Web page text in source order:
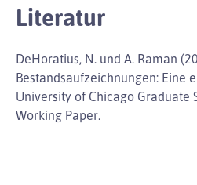
Literatur
DeHoratius, N. und A. Raman
Bestandsaufzeichnungen: Eine
University of Chicago Graduate
Working Paper.